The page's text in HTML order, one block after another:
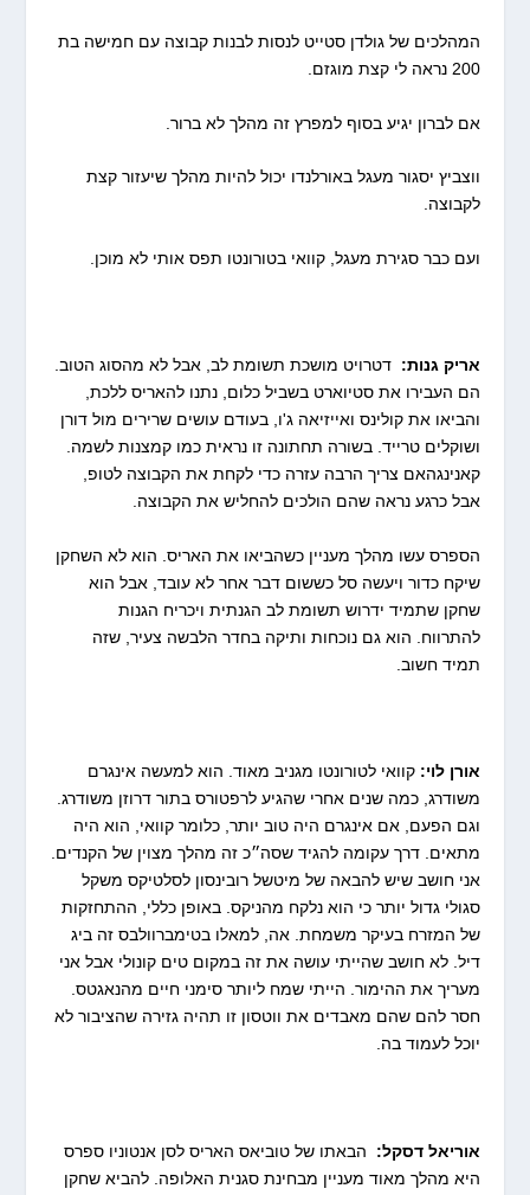
המהלכים של גולדן סטייט לנסות לבנות קבוצה עם חמישה בת
200 נראה לי קצת מוגזם.
אם לברון יגיע בסוף למפרץ זה מהלך לא ברור.
ווצביץ יסגור מעגל באורלנדו יכול להיות מהלך שיעזור קצת
לקבוצה.
ועם כבר סגירת מעגל, קוואי בטורונטו תפס אותי לא מוכן.
אריק גנות:דטרויט מושכת תשומת לב, אבל לא מהסוג הטוב.
הם העבירו את סטיוארט בשביל כלום, נתנו להאריס ללכת,
והביאו את קולינס ואייזיאה ג'ו, בעודם עושים שרירים מול דורן
ושוקלים טרייד. בשורה תחתונה זו נראית כמו קמצנות לשמה.
קאנינגהאם צריך הרבה עזרה כדי לקחת את הקבוצה לטופ,
אבל כרגע נראה שהם הולכים להחליש את הקבוצה.
הספרס עשו מהלך מעניין כשהביאו את האריס. הוא לא השחקן
שיקח כדור ויעשה סל כששום דבר אחר לא עובד, אבל הוא
שחקן שתמיד ידרוש תשומת לב הגנתית ויכריח הגנות
להתרווח. הוא גם נוכחות ותיקה בחדר הלבשה צעיר, שזה
תמיד חשוב.
אורן לוי:קוואי לטורונטו מגניב מאוד. הוא למעשה אינגרם
משודרג, כמה שנים אחרי שהגיע לרפטורס בתור דרוזן משודרג.
וגם הפעם, אם אינגרם היה טוב יותר, כלומר קוואי, הוא היה
מתאים. דרך עקומה להגיד שסה״כ זה מהלך מצוין של הקנדים.
אני חושב שיש להבאה של מיטשל רובינסון לסלטיקס משקל
סגולי גדול יותר כי הוא נלקח מהניקס. באופן כללי, ההתחזקות
של המזרח בעיקר משמחת. אה, למאלו בטימברוולבס זה ביג
דיל. לא חושב שהייתי עושה את זה במקום טים קונולי אבל אני
מעריך את ההימור. הייתי שמח ליותר סימני חיים מהנאגטס.
חסר להם שהם מאבדים את ווטסון זו תהיה גזירה שהציבור לא
יוכל לעמוד בה.
אוריאל דסקל: הבאתו של טוביאס האריס לסן אנטוניו ספרס
היא מהלך מאוד מעניין מבחינת סגנית האלופה. להביא שחקן